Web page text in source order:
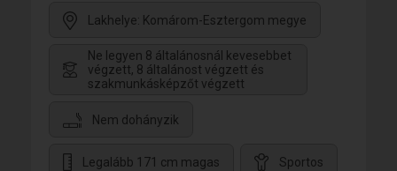
Lakhelye: Komárom-Esztergom megye
Ne legyen 8 általánosnál kevesebbet
végzett, 8 általánost végzett és
szakmunkásképzőt végzett
Nem dohányzik
Legalább 171 cm magas Sportos